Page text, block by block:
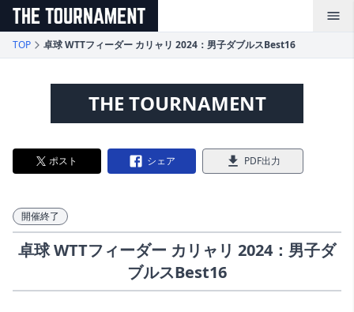
メインコンテンツへスキップ
TOP 卓球 WTTフィーダー カリャリ 2024：男子ダブルスBest16
THE TOURNAMENT
ポスト シェア PDF出力
開催終了
卓球 WTTフィーダー カリャリ 2024：男子ダ
ブルスBest16